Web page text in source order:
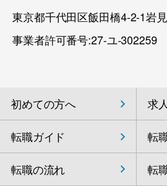
東京都千代田区飯田橋4-2-1岩
事業者許可番号:27-ユ-302259
初めての方へ 求
転職ガイド 転
転職の流れ 転